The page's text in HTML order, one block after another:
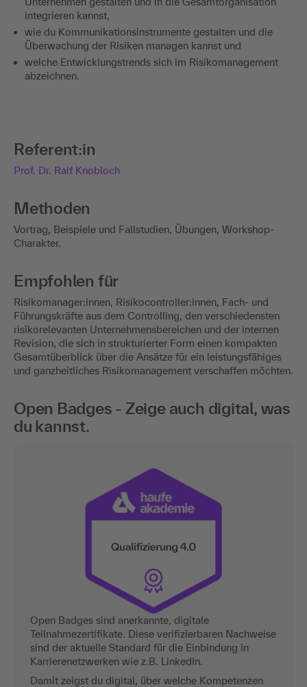
integrieren kannst,
wie du Kommunikationsinstrumente gestalten und die
Überwachung der Risiken managen kannst und
welche Entwicklungstrends sich im Risikomanagement
abzeichnen.
Referent:in
Prof. Dr. Ralf Knobloch
Methoden
Vortrag, Beispiele und Fallstudien, Übungen, Workshop-
Charakter.
Empfohlen für
Risikomanager:innen, Risikocontroller:innen, Fach- und
Führungskräfte aus dem Controlling, den verschiedensten
risikorelevanten Unternehmensbereichen und der internen
Revision, die sich in strukturierter Form einen kompakten
Gesamtüberblick über die Ansätze für ein leistungsfähiges
und ganzheitliches Risikomanagement verschaffen möchten.
Open Badges - Zeige auch digital, was
du kannst.
Open Badges sind anerkannte, digitale
Teilnahmezertifikate. Diese verifizierbaren Nachweise
sind der aktuelle Standard für die Einbindung in
Karrierenetzwerken wie z.B. LinkedIn.
Damit zeigst du digital, über welche Kompetenzen